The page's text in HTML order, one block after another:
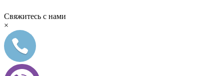
Свяжитесь с нами
×